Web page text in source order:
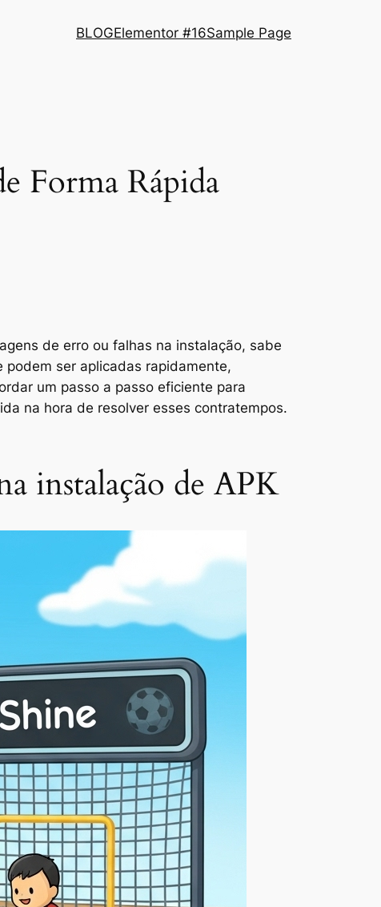
BLOGElementor #16Sample Page
Forma Rápida
de erro ou falhas na instalação, sabe
ser aplicadas rapidamente,
um passo a passo eficiente para
na hora de resolver esses contratempos.
instalação de APK